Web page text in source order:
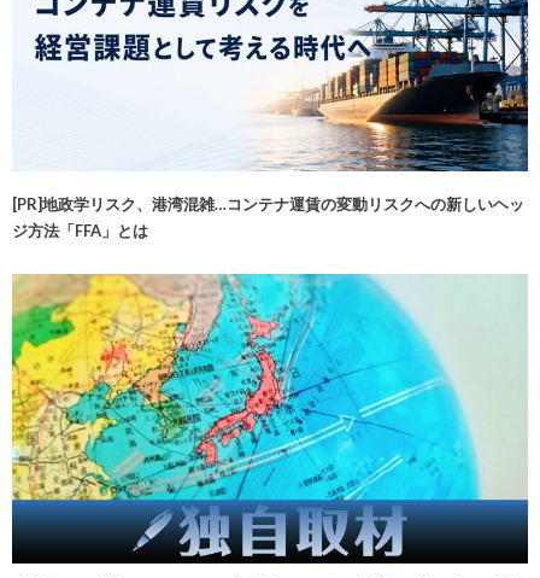
[PR]地政学リスク、港湾混雑…コンテナ運賃の変動リスクへの新しいヘッ
ジ方法「FFA」とは